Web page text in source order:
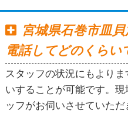
宮城県石巻市皿
電話してどのくらい
スタッフの状況にもより
いすることが可能です。
ッフがお伺いさせていただ